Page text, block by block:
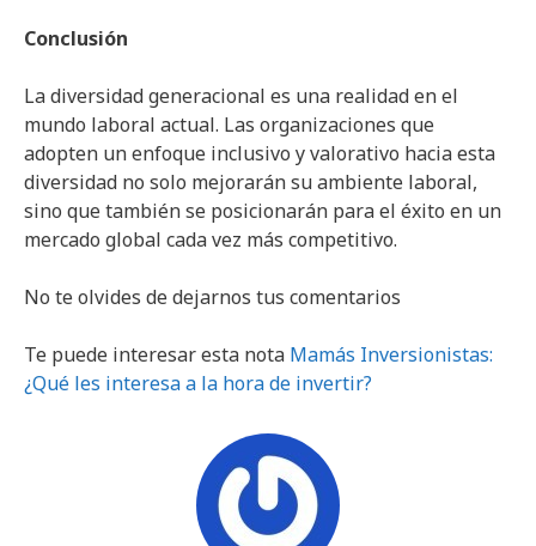
Conclusión
La diversidad generacional es una realidad en el
mundo laboral actual. Las organizaciones que
adopten un enfoque inclusivo y valorativo hacia esta
diversidad no solo mejorarán su ambiente laboral,
sino que también se posicionarán para el éxito en un
mercado global cada vez más competitivo.
No te olvides de dejarnos tus comentarios
Te puede interesar esta nota Mamás Inversionistas:
¿Qué les interesa a la hora de invertir?